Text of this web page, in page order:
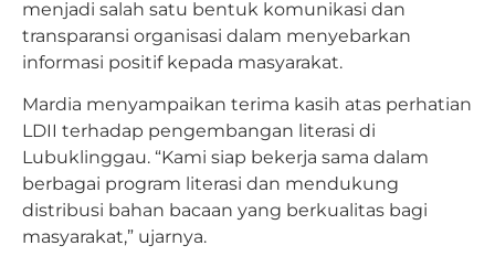
menjadi salah satu bentuk komunikasi dan
transparansi organisasi dalam menyebarkan
informasi positif kepada masyarakat.
Mardia menyampaikan terima kasih atas perhatian
LDII terhadap pengembangan literasi di
Lubuklinggau. “Kami siap bekerja sama dalam
berbagai program literasi dan mendukung
distribusi bahan bacaan yang berkualitas bagi
masyarakat,” ujarnya.